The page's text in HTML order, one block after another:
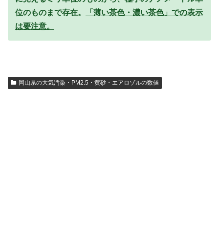
位のものまで存在。
「薄い茶色・濃い茶色」での表示
は要注意。
岡山県の大気汚染・PM2.5・黄砂・エアロゾルの数値